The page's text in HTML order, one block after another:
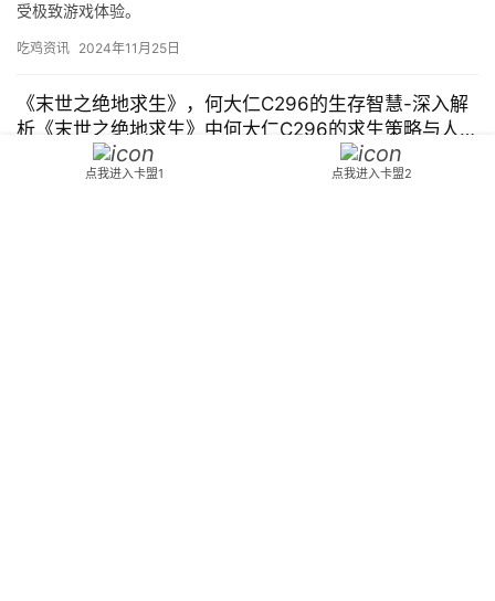
受极致游戏体验。
吃鸡资讯 2024年11月25日
《末世之绝地求生》，何大仁C296的生存智慧-深入解
析《末世之绝地求生》中何大仁C296的求生策略与人性
何大仁的c296生存工具箱成为了他的生命线。本文将围绕何大仁如
点我进入卡盟1 点我进入卡盟2